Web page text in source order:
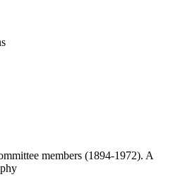
members (1894-1972). A